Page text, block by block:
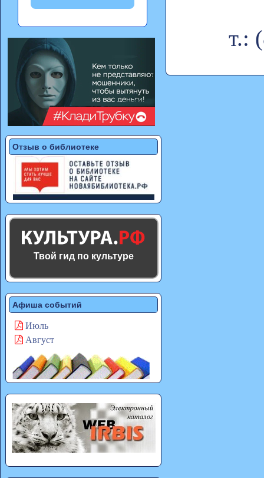
Отзыв о библиотеке
Твой гид по культуре
Афиша событий
Июль
Август
т.: